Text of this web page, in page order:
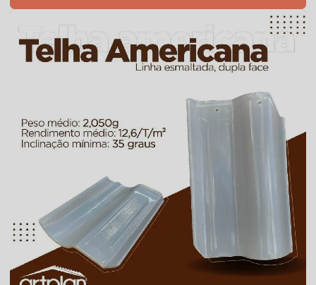
Telha americana mesclada preço
Telha americana mesclada valor
Telha americana resinada
Telha americana resinada cores
Telha americana resinada mesclada
Telha americana resinada preço
Telha americana resinada valor
Telha americana resinada vermelha